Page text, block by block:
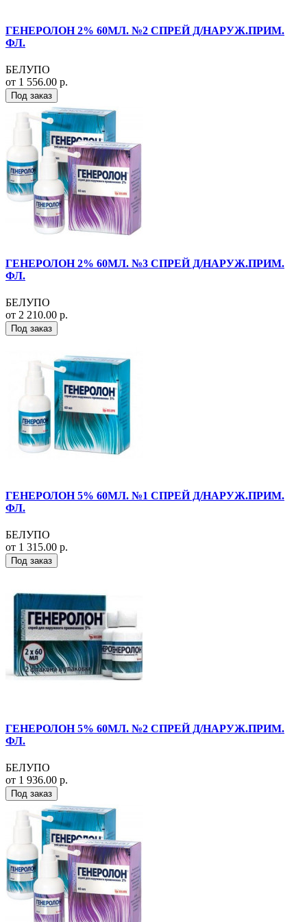
ГЕНЕРОЛОН 2% 60МЛ. №2 СПРЕЙ Д/НАРУЖ.ПРИМ.
ФЛ.
БЕЛУПО
от 1 556.00 р.
Под заказ
ГЕНЕРОЛОН 2% 60МЛ. №3 СПРЕЙ Д/НАРУЖ.ПРИМ.
ФЛ.
БЕЛУПО
от 2 210.00 р.
Под заказ
ГЕНЕРОЛОН 5% 60МЛ. №1 СПРЕЙ Д/НАРУЖ.ПРИМ.
ФЛ.
БЕЛУПО
от 1 315.00 р.
Под заказ
ГЕНЕРОЛОН 5% 60МЛ. №2 СПРЕЙ Д/НАРУЖ.ПРИМ.
ФЛ.
БЕЛУПО
от 1 936.00 р.
Под заказ